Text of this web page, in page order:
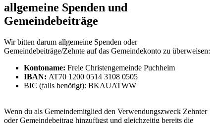
allgemeine Spenden und
Gemeindebeiträge
Wir bitten darum allgemeine Spenden oder
Gemeindebeiträge/Zehnte auf das Gemeindekonto zu überweisen:
Kontoname: Freie Christengemeinde Puchheim
IBAN: AT70 1200 0514 3108 0505
BIC (falls benötigt): BKAUATWW
Wenn du als Gemeindemitglied den Verwendungszweck Zehnter
oder Gemeindebeitrag hinzufügst und gleichzeitig bereits die